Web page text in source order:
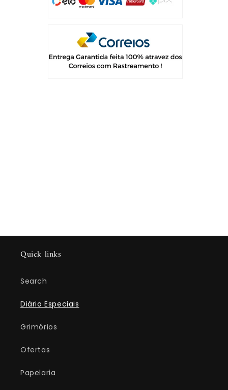
Quick links
Search
Diário Especiais
Grimórios
Ofertas
Papelaria